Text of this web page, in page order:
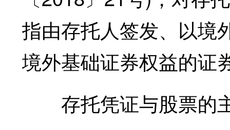
指由存托人签发、以境
境外基础证券权益的证
存托凭证与股票的